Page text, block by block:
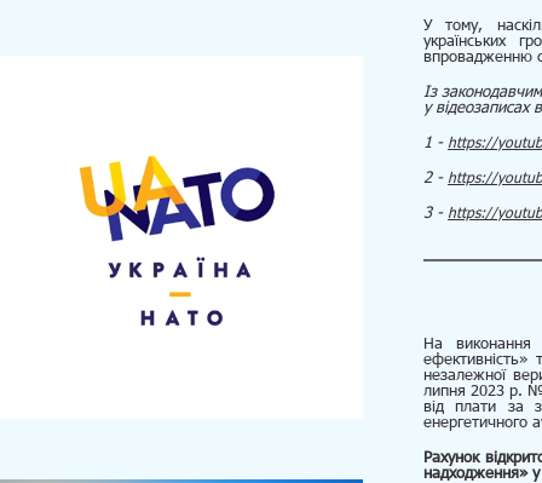
У тому,
українських
впровадженню
Із
у відеозаписах
1 - https://
2 - https://
3 - https://
На виконання
ефективність»
незалежної
липня 2023 р. №
від плати за
енергетичного
Рахунок
надходження»